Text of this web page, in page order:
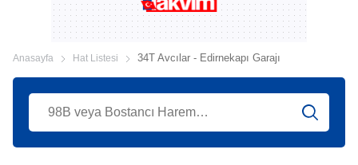
Anasayfa Hat Listesi 34T Avcılar - Edirnekapı Garajı